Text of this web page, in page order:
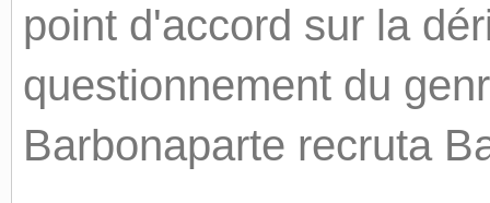
point d'accord sur la
questionnement du
Barbonaparte recruta